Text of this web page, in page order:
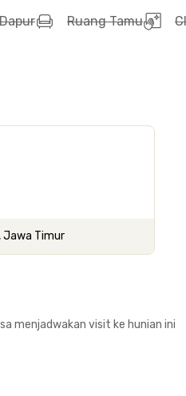
Dapur Ruang Tamu
Jawa Timur
menjadwakan visit ke hunian ini